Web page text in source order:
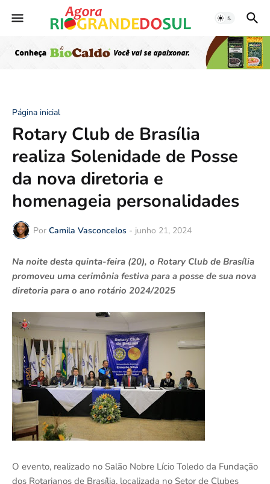
Página inicial
Rotary Club de Brasília
realiza Solenidade de Posse
da nova diretoria e
homenageia personalidades
Por Camila Vasconcelos - junho 21, 2024
Na noite desta quinta-feira (20), o Rotary Club de Brasília
promoveu uma cerimônia festiva para a posse de sua nova
diretoria para o ano rotário 2024/2025
O evento, realizado no Salão Nobre Lício Toledo da Fundação
dos Rotarianos de Brasília, localizada no Setor de Clubes